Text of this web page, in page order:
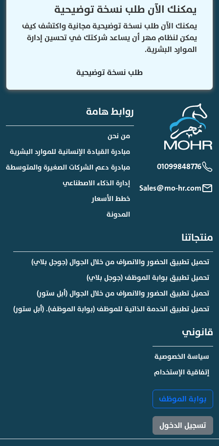
يمكنك الآن طلب نسخة توضيحية
يمكنك الآن طلب نسخة توضيحية مجانية واكتشف كيف
يمكن لنظام مهر أن يساعد شركتك في تحسين إدارة
الموارد البشرية.
طلب نسخة توضيحية
01099848776
Sales@mo-hr.com
روابط هامة
من نحن
مبادرة القيادة الإنسانية للموارد البشرية
مبادرة دعم الشركات الصغيرة والمتوسطة
إدارة الذكاء الاصطناعي
خطط الأسعار
المدونة
منتجاتنا
تحميل تطبيق الحضور والانصراف من خلال الجوال (جوجل بلاي)
تحميل تطبيق بوابة الموظف (جوجل بلاي)
تحميل تطبيق الحضور والانصراف من خلال الجوال (أبل ستور)
تحميل تطبيق الخدمة الذاتية للموظف (بوابة الموظف). (أبل ستور)
قانوني
سياسة الخصوصية
إتفاقية الإستخدام
بوابة الموظف
تسجيل الدخول